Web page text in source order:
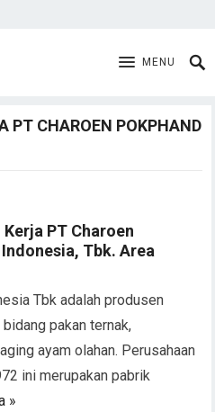
MENU
PT CHAROEN POKPHAND
PT Charoen
Tbk. Area
Tbk adalah produsen
pakan ternak,
ayam olahan. Perusahaan
ini merupakan pabrik
»